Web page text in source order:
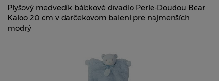
Plyšový medvedík bábkové divadlo Perle-Doudou Bear
Kaloo 20 cm v darčekovom balení pre najmenších
modrý